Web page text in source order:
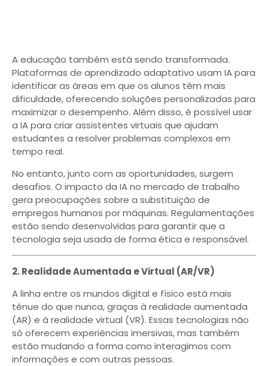
A educação também está sendo transformada.
Plataformas de aprendizado adaptativo usam IA para
identificar as áreas em que os alunos têm mais
dificuldade, oferecendo soluções personalizadas para
maximizar o desempenho. Além disso, é possível usar
a IA para criar assistentes virtuais que ajudam
estudantes a resolver problemas complexos em
tempo real.
No entanto, junto com as oportunidades, surgem
desafios. O impacto da IA no mercado de trabalho
gera preocupações sobre a substituição de
empregos humanos por máquinas. Regulamentações
estão sendo desenvolvidas para garantir que a
tecnologia seja usada de forma ética e responsável.
2. Realidade Aumentada e Virtual (AR/VR)
A linha entre os mundos digital e físico está mais
tênue do que nunca, graças à realidade aumentada
(AR) e à realidade virtual (VR). Essas tecnologias não
só oferecem experiências imersivas, mas também
estão mudando a forma como interagimos com
informações e com outras pessoas.